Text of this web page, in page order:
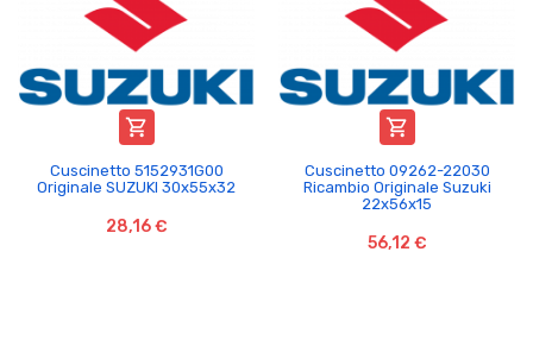

Cuscinetto 51529­31G00
Originale SUZUKI 30x55x32
28,16 €

Cuscinetto 09262-22030
Ricambio Originale Suzuki
22x56x15
56,12 €